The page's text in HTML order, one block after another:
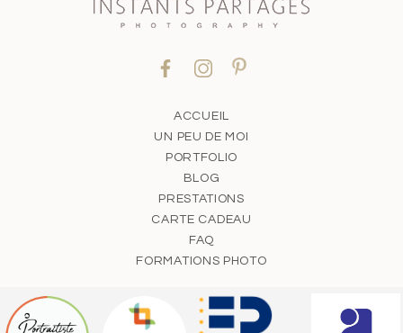
ACCUEIL
UN PEU DE MOI
PORTFOLIO
BLOG
PRESTATIONS
CARTE CADEAU
FAQ
FORMATIONS PHOTO